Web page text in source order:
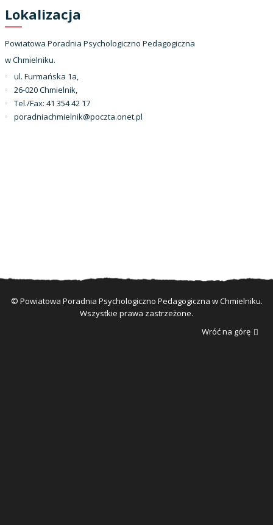
Lokalizacja
Powiatowa Poradnia Psychologiczno Pedagogiczna
w Chmielniku.
ul. Furmańska 1a,
26-020 Chmielnik,
Tel./Fax: 41 354 42 17
poradniachmielnik@poczta.onet.pl
© Powiatowa Poradnia Psychologiczno Pedagogiczna w Chmielniku.
Wszystkie prawa zastrzeżone.
Wróć na górę